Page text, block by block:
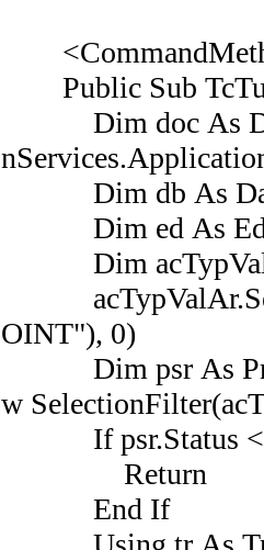
Public Sub
Dim doc As
Dim db As
Dim ed As
Dim
OINT"), 0)
Dim psr As
w
If psr.Status <>
Return
End If